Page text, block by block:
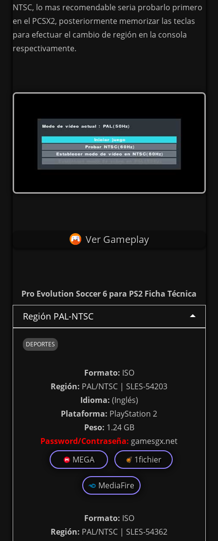
NTSC, lo mas recomendable seria probarlo primero
en el PCSX2, posteriormente memorizar las teclas
para efectuar el cambio de región en la consola
respectivamente.
Ver Gameplay
Pro Evolution Soccer 6 para PS2 Ficha Técnica
Región PAL-NTSC
DEPORTES
Formato: ISO
Región: PAL/NTSC | SLES-54203
Idioma: (Inglés)
Plataforma: PlayStation 2
Peso: 1.24 GB
Password/Contraseña: gamesgx.net
MEGA
1fichier
MediaFire
Formato: ISO
Región: PAL/NTSC | SLES-54362